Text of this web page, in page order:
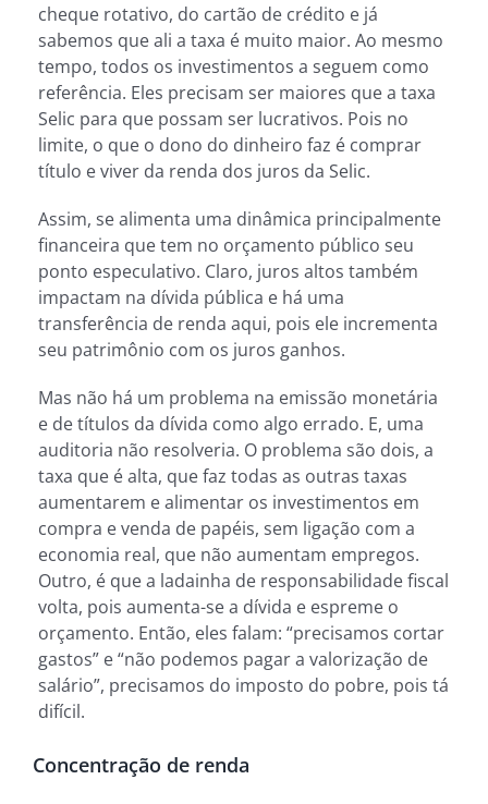
cheque rotativo, do cartão de crédito e já
sabemos que ali a taxa é muito maior. Ao mesmo
tempo, todos os investimentos a seguem como
referência. Eles precisam ser maiores que a taxa
Selic para que possam ser lucrativos. Pois no
limite, o que o dono do dinheiro faz é comprar
título e viver da renda dos juros da Selic.
Assim, se alimenta uma dinâmica principalmente
financeira que tem no orçamento público seu
ponto especulativo. Claro, juros altos também
impactam na dívida pública e há uma
transferência de renda aqui, pois ele incrementa
seu patrimônio com os juros ganhos.
Mas não há um problema na emissão monetária
e de títulos da dívida como algo errado. E, uma
auditoria não resolveria. O problema são dois, a
taxa que é alta, que faz todas as outras taxas
aumentarem e alimentar os investimentos em
compra e venda de papéis, sem ligação com a
economia real, que não aumentam empregos.
Outro, é que a ladainha de responsabilidade fiscal
volta, pois aumenta-se a dívida e espreme o
orçamento. Então, eles falam: “precisamos cortar
gastos” e “não podemos pagar a valorização de
salário”, precisamos do imposto do pobre, pois tá
difícil.
Concentração de renda